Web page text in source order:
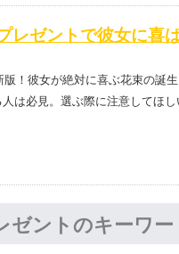
レゼントで彼女に喜
版！彼女が絶対に喜ぶ花束の誕
は必見。選ぶ際に注意してほ
ゼントのキーワー